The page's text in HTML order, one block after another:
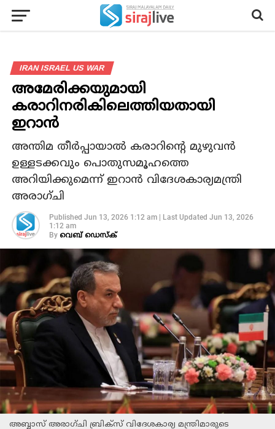
IRAN ISRAEL US WAR
അമേരിക്കയുമായി
കരാറിനരികിലെത്തിയതായി
ഇറാന്‍
അന്തിമ തീര്‍പ്പായാല്‍ കരാറിന്റെ മുഴുവന്‍
ഉള്ളടക്കവും പൊതുസമൂഹത്തെ
അറിയിക്കുമെന്ന് ഇറാന്‍ വിദേശകാര്യമന്ത്രി
അരാഗ്ചി
Published Jun 13, 2026 1:12 am| Last Updated Jun 13, 2026
1:12 am
By വെബ് ഡെസ്‌ക്
അബ്ബാസ് അരാഗ്ചി ബ്രിക്സ് വിദേശകാര്യ മന്ത്രിമാരുടെ